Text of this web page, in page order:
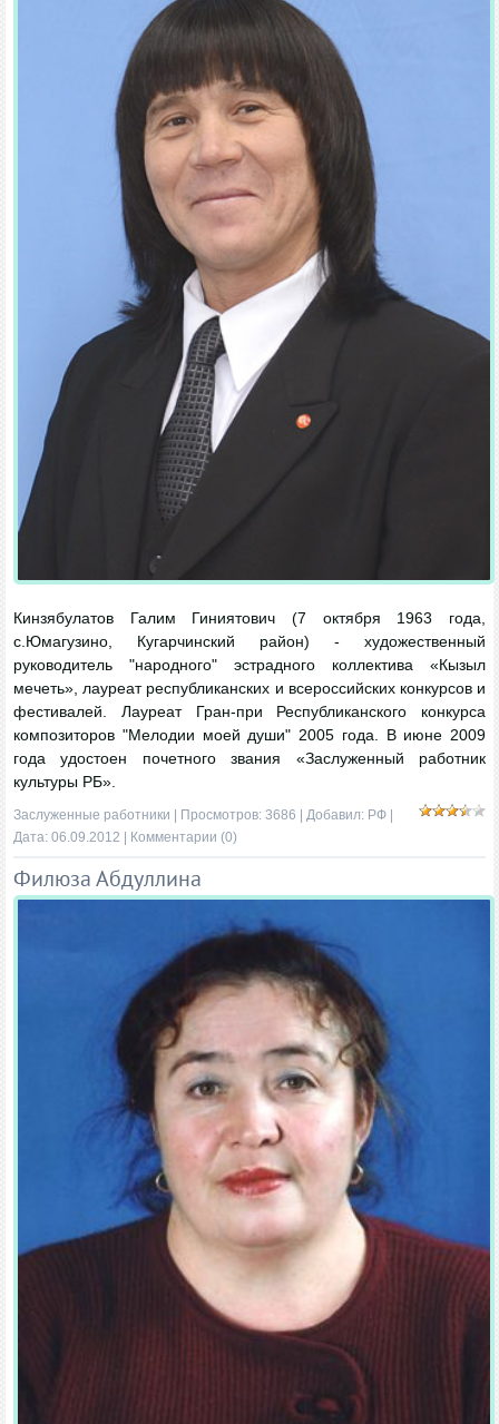
Кинзябулатов Галим Гиниятович (7 октября 1963 года,
с.Юмагузино, Кугарчинский район) - художественный
руководитель "народного" эстрадного коллектива «Кызыл
мечеть», лауреат республиканских и всероссийских конкурсов и
фестивалей. Лауреат Гран-при Республиканского конкурса
композиторов "Мелодии моей души" 2005 года. В июне 2009
года удостоен почетного звания «Заслуженный работник
культуры РБ».
Заслуженные работники | Просмотров: 3686 | Добавил: РФ |
Дата: 06.09.2012 | Комментарии (0)
Филюза Абдуллина